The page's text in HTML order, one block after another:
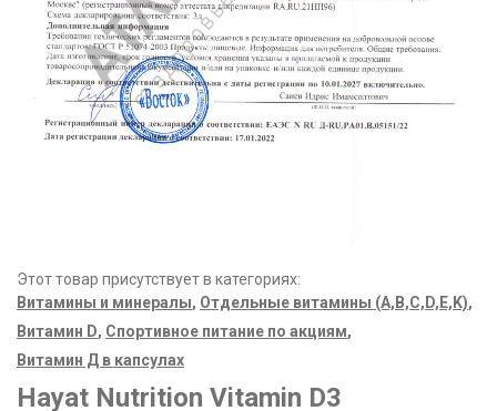
Этот товар присутствует в категориях:
Витамины и минералы, Отдельные витамины (A,B,C,D,E,K),
Витамин D, Спортивное питание по акциям,
Витамин Д в капсулах
Hayat Nutrition Vitamin D3